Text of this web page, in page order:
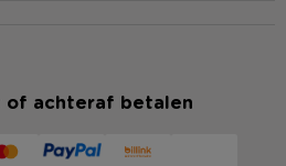
achteraf betalen